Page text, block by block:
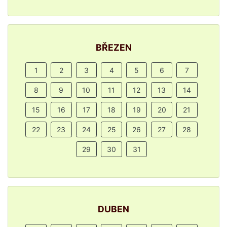
BŘEZEN
1 2 3 4 5 6 7
8 9 10 11 12 13 14
15 16 17 18 19 20 21
22 23 24 25 26 27 28
29 30 31
DUBEN